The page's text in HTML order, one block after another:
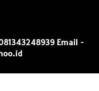
Email -